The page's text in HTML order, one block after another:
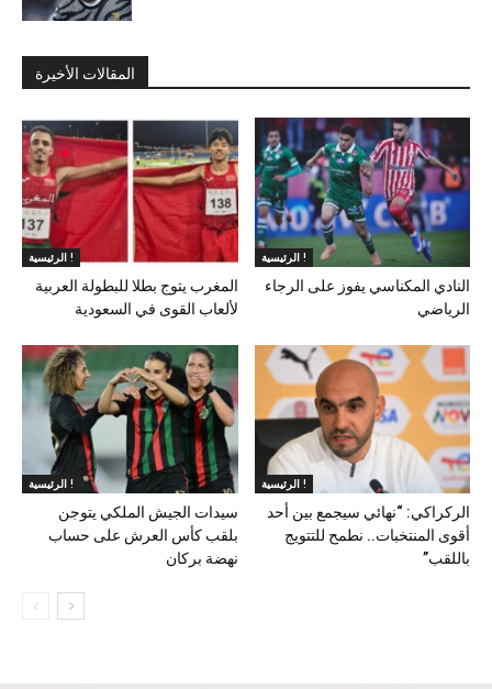
المقالات الأخيرة
الرئيسية !
المغرب يتوج بطلا للبطولة العربية
لألعاب القوى في السعودية
الرئيسية !
النادي المكناسي يفوز على الرجاء
الرياضي
الرئيسية !
سيدات الجيش الملكي يتوجن
بلقب كأس العرش على حساب
نهضة بركان
الرئيسية !
الركراكي: “نهائي سيجمع بين أحد
أقوى المنتخبات.. نطمح للتتويج
باللقب”